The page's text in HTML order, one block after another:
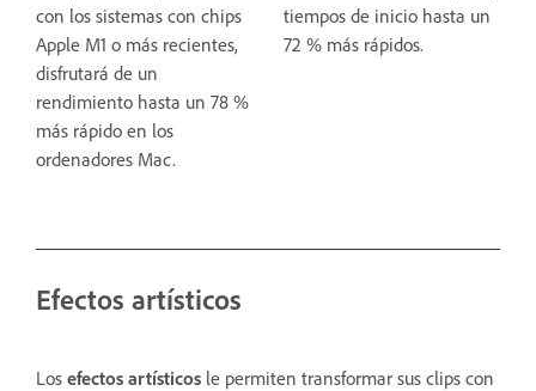
con los sistemas con chips
Apple M1 o más recientes,
disfrutará de un
rendimiento hasta un 78 %
más rápido en los
ordenadores Mac.
tiempos de inicio hasta un
72 % más rápidos.
Efectos artísticos
Los efectos artísticos le permiten transformar sus clips con